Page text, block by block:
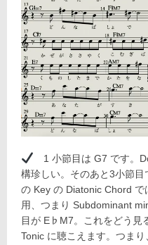
1 小節目は G7 です。
構珍しい。そのあと3小節
の Key の Diatonic Chord
用、つまり Subdominant
目が E♭M7。これをどう見
Tonic に聴こえます。つま